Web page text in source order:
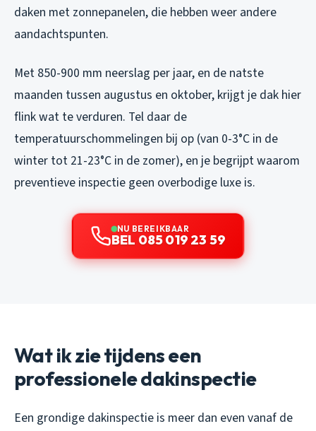
daken met zonnepanelen, die hebben weer andere
aandachtspunten.
Met 850-900 mm neerslag per jaar, en de natste
maanden tussen augustus en oktober, krijgt je dak hier
flink wat te verduren. Tel daar de
temperatuurschommelingen bij op (van 0-3°C in de
winter tot 21-23°C in de zomer), en je begrijpt waarom
preventieve inspectie geen overbodige luxe is.
NU BEREIKBAAR
BEL 085 019 23 59
Wat ik zie tijdens een
professionele dakinspectie
Een grondige dakinspectie is meer dan even vanaf de